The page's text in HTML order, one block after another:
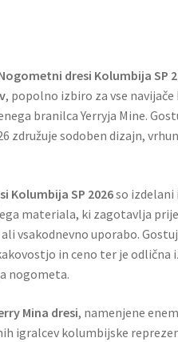
dresi Kolumbija SP
, popolno izbiro za vse
branilca Yerryja Mine.
združuje sodoben dizajn,
Kolumbija SP 2026so izdelani
materiala, ki zagotavlja
vsakodnevno uporabo.
in ceno ter je odlična
nogometa.
Mina dresi, namenjene
igralcev kolumbijske